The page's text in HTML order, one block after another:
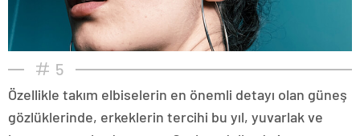
5
Özellikle takım elbiselerin en önemli detayı olan güneş
gözlüklerinde, erkeklerin tercihi bu yıl, yuvarlak ve